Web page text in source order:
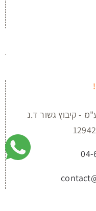
- קיבוץ גשור ד.נ
04-